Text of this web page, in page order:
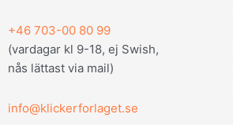
+46 703-00 80 99
(vardagar kl 9-18, ej Swish,
nås lättast via mail)
info@klickerforlaget.se